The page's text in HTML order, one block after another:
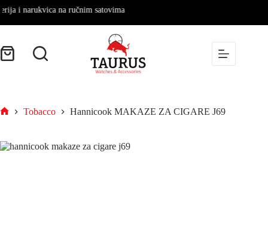
i narukvica na ručnim satovima
Tobacco Hannicook MAKAZE ZA CIGARE J69